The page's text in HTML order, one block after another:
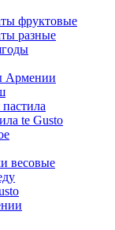
фруктовые
разные
Армении
te Gusto
весовые